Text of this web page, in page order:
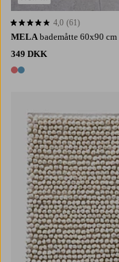
MELA bademåtte 60x90 cm
349 DKK
2 farver
4,0 baseret på 61 bedømmelser
4,0 (61)